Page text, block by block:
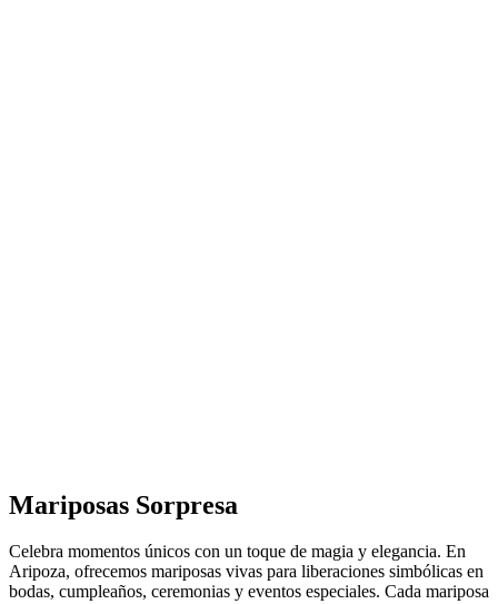
Mariposas Sorpresa
Celebra momentos únicos con un toque de magia y elegancia. En
Aripoza, ofrecemos mariposas vivas para liberaciones simbólicas en
bodas, cumpleaños, ceremonias y eventos especiales. Cada mariposa